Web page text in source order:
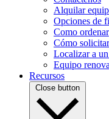
Alquilar
Opciones de
Como ordenar
Cómo
Localizar a
Equipo
Recursos
Close button